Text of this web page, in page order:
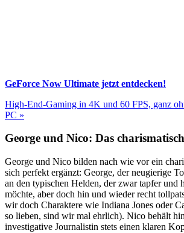
GeForce Now Ultimate jetzt entdecken!
High-End-Gaming in 4K und 60 FPS, ganz
PC »
George und Nico: Das
George und Nico bilden nach wie vor ein
sich perfekt ergänzt: George, der neugierige
an den typischen Helden, der zwar tapfer und
möchte, aber doch hin und wieder recht
wir doch Charaktere wie Indiana Jones oder
so lieben, sind wir mal ehrlich). Nico behält
investigative Journalistin stets einen klaren